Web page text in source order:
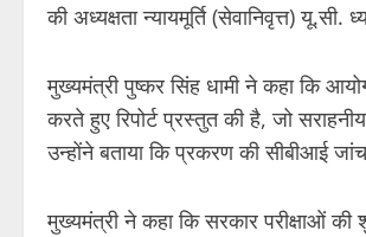
की अध्यक्षता न्यायमूर्ति (सेवानिवृत्त) यू.सी.
मुख्यमंत्री पुष्कर सिंह धामी ने कहा कि
करते हुए रिपोर्ट प्रस्तुत की है, जो
उन्होंने बताया कि प्रकरण की सीबीआई
मुख्यमंत्री ने कहा कि सरकार परीक्षाओं की